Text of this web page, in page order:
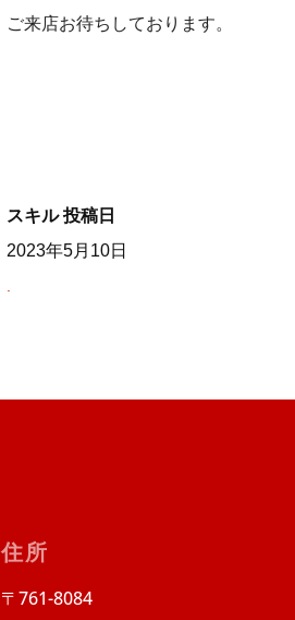
ご来店お待ちしております。
スキル 投稿日
2023年5月10日
.
住所
〒761-8084